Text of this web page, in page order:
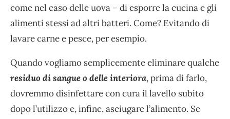
come nel caso delle uova – di esporre la cucina e gli
alimenti stessi ad altri batteri. Come? Evitando di
lavare carne e pesce, per esempio.
Quando vogliamo semplicemente eliminare qualche
residuo di sangue o delle interiora, prima di farlo,
dovremmo disinfettare con cura il lavello subito
dopo l’utilizzo e, infine, asciugare l’alimento. Se